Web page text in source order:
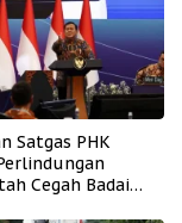
Satgas PHK
Cegah Badai